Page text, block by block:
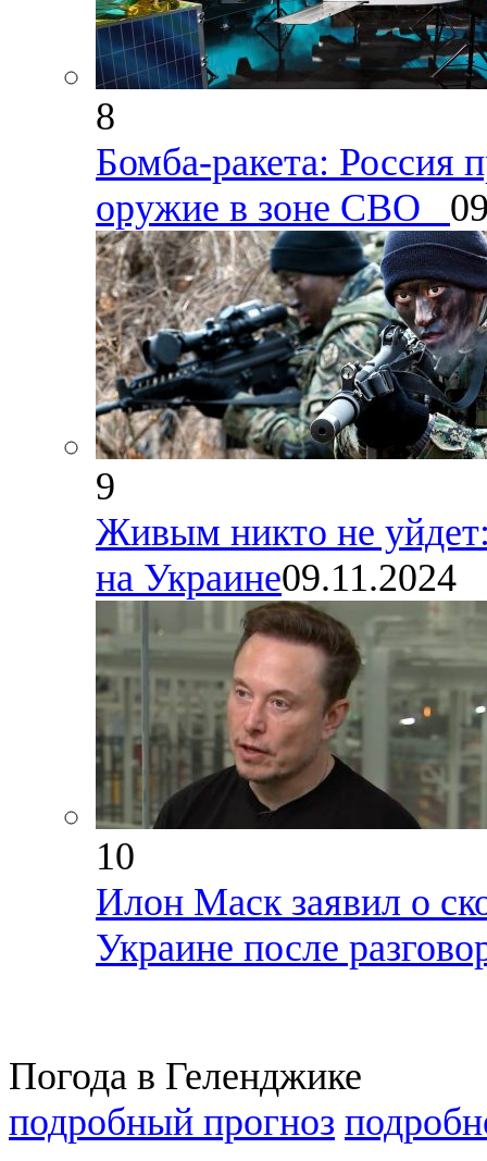
8
Бомба-ракета: Россия
оружие в зоне СВО
9
Живым никто не
на Украине09.11.2024
10
Илон Маск заявил о
Украине после
Погода в Геленджике
подробный прогноз